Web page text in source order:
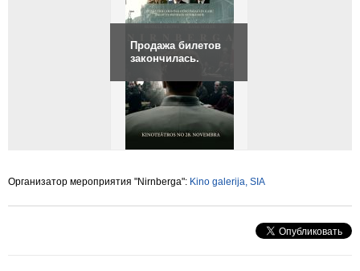
Продажа билетов
закончилась.
Организатор мероприятия "Nirnberga": Kino galerija, SIA